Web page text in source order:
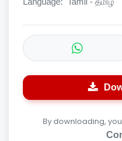
By downloading,